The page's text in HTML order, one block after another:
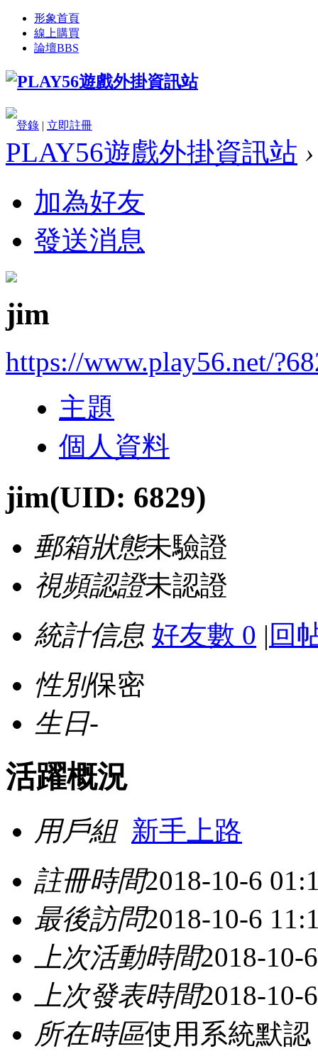
形象首頁
線上購買
論壇BBS
登錄 | 立即註冊
PLAY56遊戲外掛資訊站 ›
加為好友
發送消息
jim
https://www.play56.net/
主題
個人資料
jim(UID: 6829)
郵箱狀態未驗證
視頻認證未認證
統計信息 好友數 0 | 回
性別保密
生日-
活躍概況
用戶組 新手上路
註冊時間2018-10-6
最後訪問2018-10-6
上次活動時間2018-10-
上次發表時間2018-10-
所在時區使用系統默認